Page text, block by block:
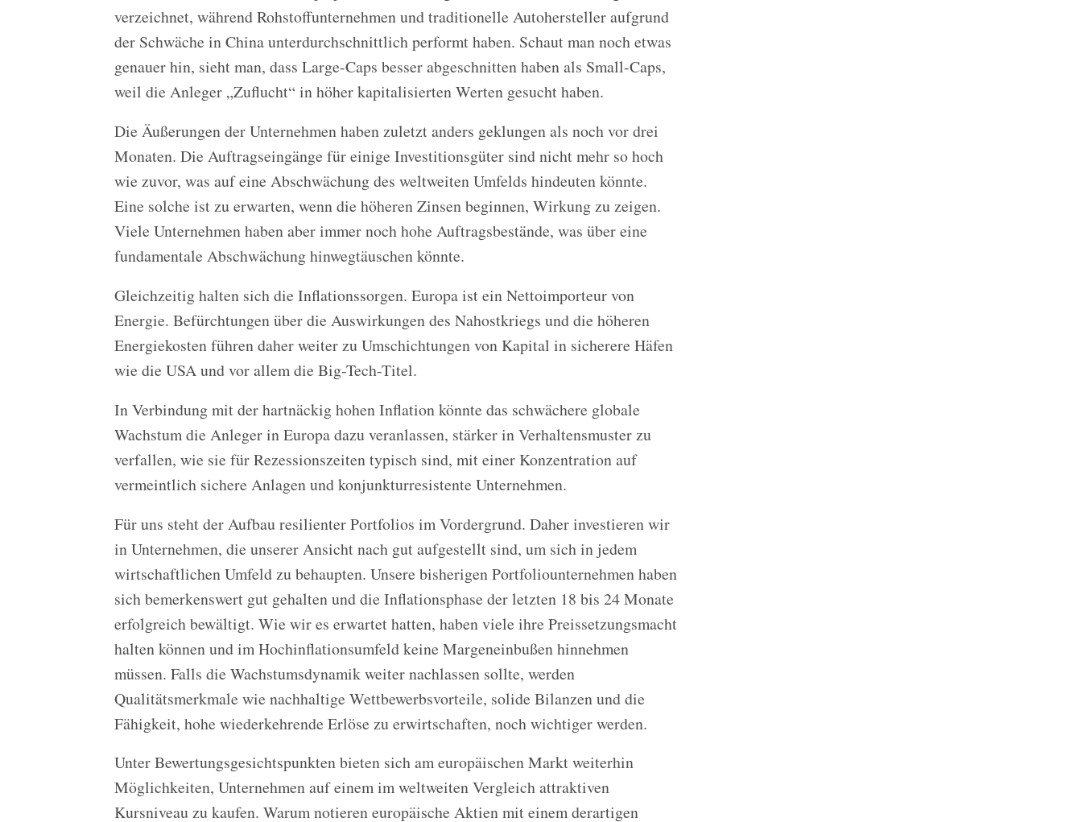
verzeichnet, während Rohstoffunternehmen und traditionelle Autohersteller aufgrund
der Schwäche in China unterdurchschnittlich performt haben. Schaut man noch etwas
genauer hin, sieht man, dass Large-Caps besser abgeschnitten haben als Small-Caps,
weil die Anleger „Zuflucht“ in höher kapitalisierten Werten gesucht haben.
Die Äußerungen der Unternehmen haben zuletzt anders geklungen als noch vor drei
Monaten. Die Auftragseingänge für einige Investitionsgüter sind nicht mehr so hoch
wie zuvor, was auf eine Abschwächung des weltweiten Umfelds hindeuten könnte.
Eine solche ist zu erwarten, wenn die höheren Zinsen beginnen, Wirkung zu zeigen.
Viele Unternehmen haben aber immer noch hohe Auftragsbestände, was über eine
fundamentale Abschwächung hinwegtäuschen könnte.
Gleichzeitig halten sich die Inflationssorgen. Europa ist ein Nettoimporteur von
Energie. Befürchtungen über die Auswirkungen des Nahostkriegs und die höheren
Energiekosten führen daher weiter zu Umschichtungen von Kapital in sicherere Häfen
wie die USA und vor allem die Big-Tech-Titel.
In Verbindung mit der hartnäckig hohen Inflation könnte das schwächere globale
Wachstum die Anleger in Europa dazu veranlassen, stärker in Verhaltensmuster zu
verfallen, wie sie für Rezessionszeiten typisch sind, mit einer Konzentration auf
vermeintlich sichere Anlagen und konjunkturresistente Unternehmen.
Für uns steht der Aufbau resilienter Portfolios im Vordergrund. Daher investieren wir
in Unternehmen, die unserer Ansicht nach gut aufgestellt sind, um sich in jedem
wirtschaftlichen Umfeld zu behaupten. Unsere bisherigen Portfoliounternehmen haben
sich bemerkenswert gut gehalten und die Inflationsphase der letzten 18 bis 24 Monate
erfolgreich bewältigt. Wie wir es erwartet hatten, haben viele ihre Preissetzungsmacht
halten können und im Hochinflationsumfeld keine Margeneinbußen hinnehmen
müssen. Falls die Wachstumsdynamik weiter nachlassen sollte, werden
Qualitätsmerkmale wie nachhaltige Wettbewerbsvorteile, solide Bilanzen und die
Fähigkeit, hohe wiederkehrende Erlöse zu erwirtschaften, noch wichtiger werden.
Unter Bewertungsgesichtspunkten bieten sich am europäischen Markt weiterhin
Möglichkeiten, Unternehmen auf einem im weltweiten Vergleich attraktiven
Kursniveau zu kaufen. Warum notieren europäische Aktien mit einem derartigen